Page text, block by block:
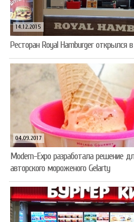
14.12.2015
Ресторан Royal Hamburger открылся
04.09.2017
Modern-Expo разработала решение
авторского мороженого Gelarty